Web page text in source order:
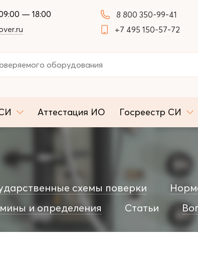
— 18:00
8 800 350-99-41
+7 495 150-57-72
Аттестация ИО Госреестр СИ
схемы поверки
и определения Статьи